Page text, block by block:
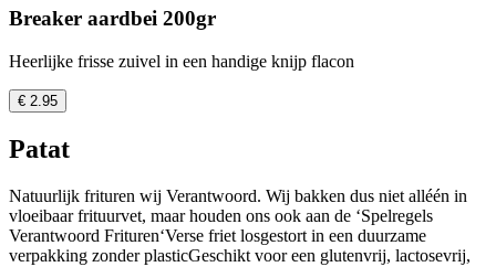
Breaker aardbei 200gr
Heerlijke frisse zuivel in een handige knijp flacon
€ 2.95
Patat
Natuurlijk frituren wij Verantwoord. Wij bakken dus niet alléén in
vloeibaar frituurvet, maar houden ons ook aan de ‘Spelregels
Verantwoord Frituren‘Verse friet losgestort in een duurzame
verpakking zonder plasticGeschikt voor een glutenvrij, lactosevrij,